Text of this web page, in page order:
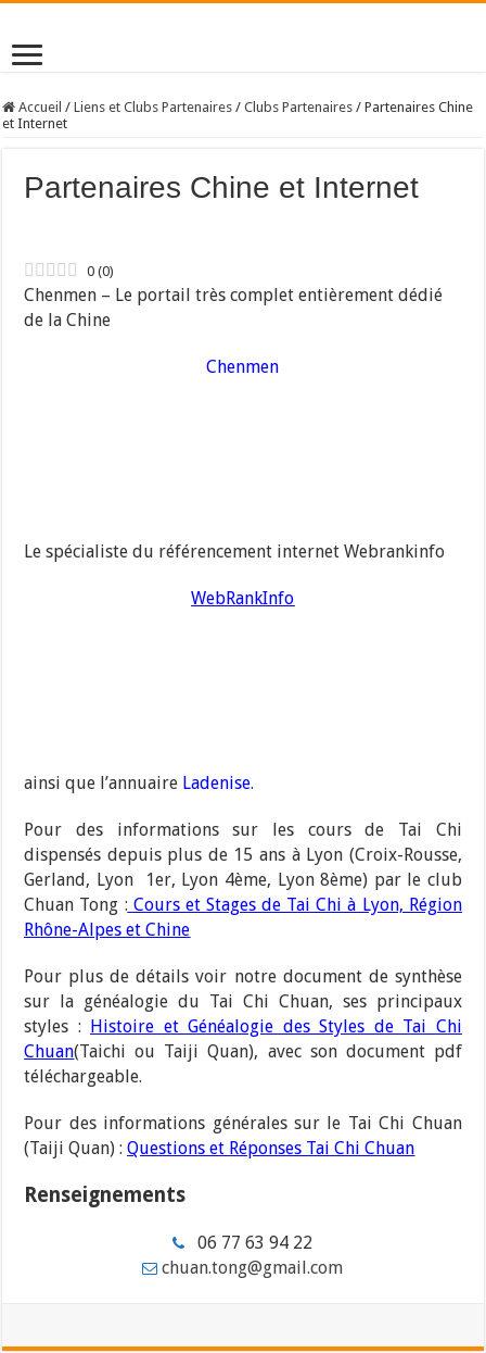
Accueil / Liens et Clubs Partenaires / Clubs Partenaires / Partenaires Chine
et Internet
Partenaires Chine et Internet
0 (0)
Chenmen – Le portail très complet entièrement dédié
de la Chine
Chenmen
Le spécialiste du référencement internet Webrankinfo
WebRankInfo
ainsi que l’annuaire Ladenise.
Pour des informations sur les cours de Tai Chi
dispensés depuis plus de 15 ans à Lyon (Croix-Rousse,
Gerland, Lyon 1er, Lyon 4ème, Lyon 8ème) par le club
Chuan Tong : Cours et Stages de Tai Chi à Lyon, Région
Rhône-Alpes et Chine
Pour plus de détails voir notre document de synthèse
sur la généalogie du Tai Chi Chuan, ses principaux
styles : Histoire et Généalogie des Styles de Tai Chi
Chuan(Taichi ou Taiji Quan), avec son document pdf
téléchargeable.
Pour des informations générales sur le Tai Chi Chuan
(Taiji Quan) :Questions et Réponses Tai Chi Chuan
Renseignements
06 77 63 94 22
chuan.tong@gmail.com